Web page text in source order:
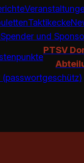
Taktikecke
Spender und
PTSV
(passwortgeschütz)